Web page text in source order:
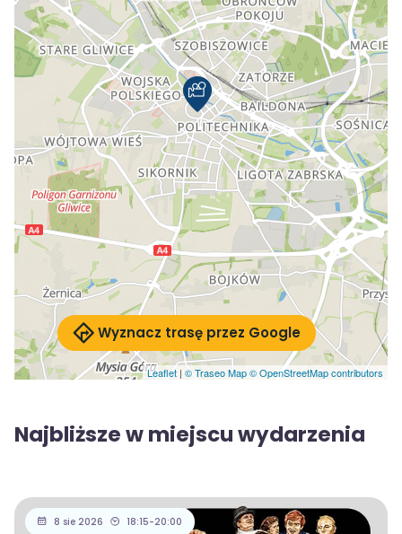
Leaflet | © Traseo Map© OpenStreetMap contributors
Wyznacz trasę przez Google
Najbliższe w miejscu wydarzenia
8 sie 2026 18:15-20:00